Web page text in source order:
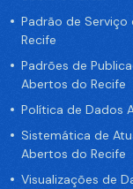
Padrão de
Recife
Padrões de
Abertos do Recife
Política de Dados
Sistemática de
Abertos do Recife
Visualizações de